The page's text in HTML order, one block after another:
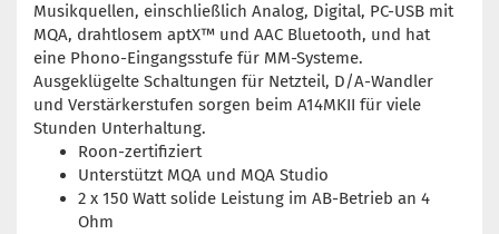
Musikquellen, einschließlich Analog, Digital, PC-USB mit
MQA, drahtlosem aptX™ und AAC Bluetooth, und hat
eine Phono-Eingangsstufe für MM-Systeme.
Ausgeklügelte Schaltungen für Netzteil, D/A-Wandler
und Verstärkerstufen sorgen beim A14MKII für viele
Stunden Unterhaltung.
Roon-zertifiziert
Unterstützt MQA und MQA Studio
2 x 150 Watt solide Leistung im AB-Betrieb an 4
Ohm